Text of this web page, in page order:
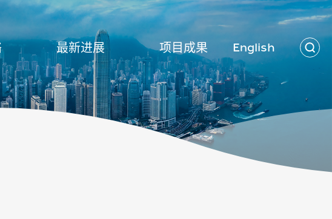
最新进展 项目成果 English